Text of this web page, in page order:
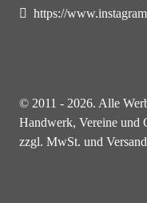
https://
© 2011 - 2026. Alle
Handwerk, Vereine und
zzgl. MwSt. und